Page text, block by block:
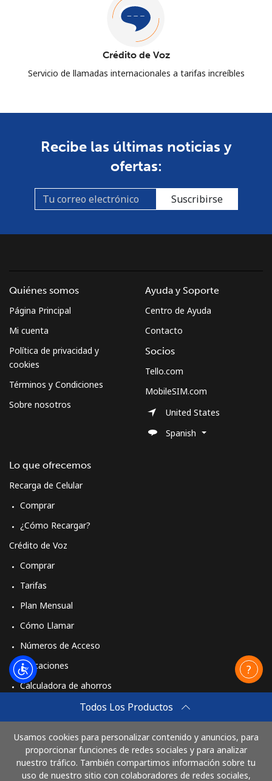
Crédito de Voz
Servicio de llamadas internacionales a tarifas increíbles
Recibe las últimas noticias y
ofertas:
Suscribirse
Todos Los Productos
Usamos cookies para personalizar contenido y anuncios, para
proporcionar funciones de redes sociales y para analizar
nuestro tráfico. También compartimos información sobre tu
uso de nuestro sitio con colaboradores de redes sociales,
Quiénes somos
Página Principal
Mi cuenta
Política de privacidad y
cookies
Términos y Condiciones
Sobre nosotros
Lo que ofrecemos
Recarga de Celular
Comprar
¿Cómo Recargar?
Crédito de Voz
Comprar
Tarifas
Plan Mensual
Cómo Llamar
Números de Acceso
Aplicaciones
Calculadora de ahorros
Cómo funciona
Ayuda y Soporte
Centro de Ayuda
Contacto
Socios
Tello.com
MobileSIM.com
United States
Spanish